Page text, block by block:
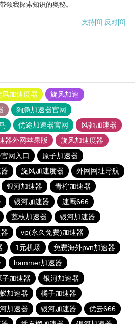
领我探索知识的奥秘。
支持[0] 反对[0]
风加速度器
旋风加速
狗急加速器官网
优途加速器官网
风驰加速器
器外网苹果版
旋风加速度器
网入口
原子加速器
旋风加速度器
外网网址导航
银河加速器
青柠加速器
银河加速器
速鹰666
荔枝加速器
银河加速器
vp(永久免费)加速器
1元机场
免费海外pvn加速器
hammer加速器
子加速器
银河加速器
加速器
橘子加速器
加速器 银河加速器
优云666